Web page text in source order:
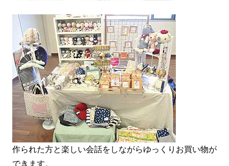
作られた方と楽しい会話をしながらゆっくりお買い物が
できます。